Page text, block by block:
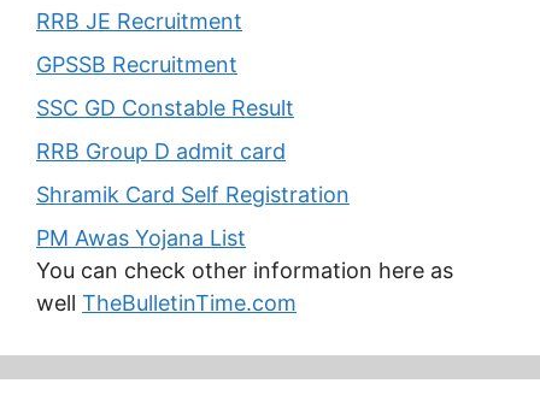
RRB JE Recruitment
GPSSB Recruitment
SSC GD Constable Result
RRB Group D admit card
Shramik Card Self Registration
PM Awas Yojana List
You can check other information here as
well TheBulletinTime.com